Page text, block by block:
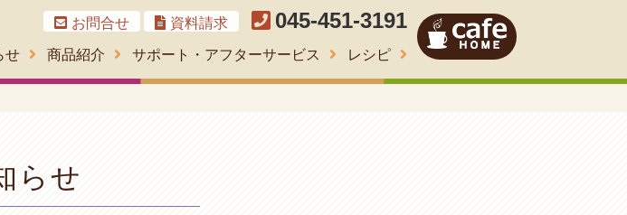
お問合せ 資料請求 045-451-3191
せ 商品紹介 サポート・アフターサービス レシピ
らせ